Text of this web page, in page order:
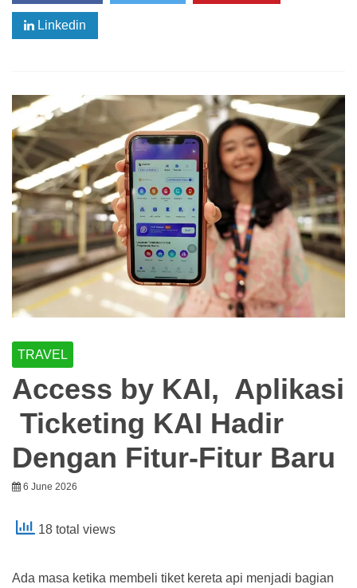
Linkedin
TRAVEL
Access by KAI, Aplikasi
Ticketing KAI Hadir
Dengan Fitur-Fitur Baru
6 June 2026
18 total views
Ada masa ketika membeli tiket kereta api menjadi bagian